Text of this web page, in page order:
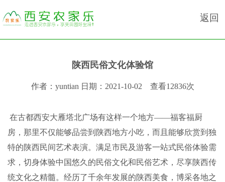
返回
陕西民俗文化体验馆
作者： yuntian 日期： 2021-10-02 查看12836次
在古都西安大雁塔北广场有这样一个地方——福客福厨
房，那里不仅能够品尝到陕西地方小吃，而且能够欣赏到独
特的陕西民间艺术表演。满足市民及游客一站式民俗体验需
求，切身体验中国悠久的民俗文化和民俗艺术，尽享陕西传
统文化之精髓。经历了千余年发展的陕西美食，博采各地之